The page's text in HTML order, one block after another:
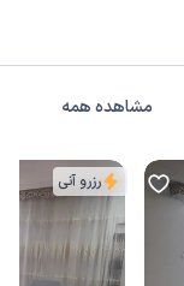
مشاهده همه
رزرو آنی